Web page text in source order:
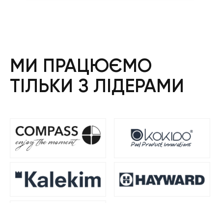
МИ ПРАЦЮЄМО
ТІЛЬКИ З ЛІДЕРАМИ